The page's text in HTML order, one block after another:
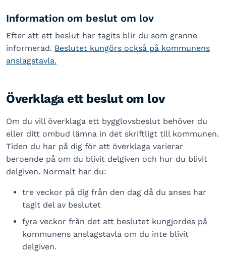
Information om beslut om lov
Efter att ett beslut har tagits blir du som granne
informerad. Beslutet kungörs också på kommunens
anslagstavla.
Överklaga ett beslut om lov
Om du vill överklaga ett bygglovsbeslut behöver du
eller ditt ombud lämna in det skriftligt till kommunen.
Tiden du har på dig för att överklaga varierar
beroende på om du blivit delgiven och hur du blivit
delgiven. Normalt har du:
tre veckor på dig från den dag då du anses har
tagit del av beslutet
fyra veckor från det att beslutet kungjordes på
kommunens anslagstavla om du inte blivit
delgiven.